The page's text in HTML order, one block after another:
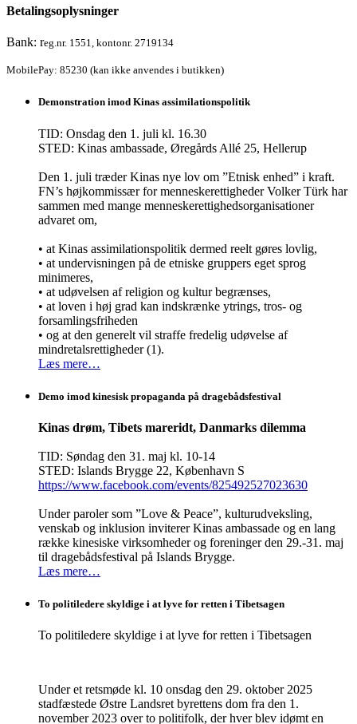
Betalingsoplysninger
Bank: reg.nr. 1551, kontonr. 2719134
MobilePay: 85230 (kan ikke anvendes i butikken)
Demonstration imod Kinas assimilationspolitik
TID: Onsdag den 1. juli kl. 16.30
STED: Kinas ambassade, Øregårds Allé 25, Hellerup
Den 1. juli træder Kinas nye lov om ”Etnisk enhed” i kraft.
FN’s højkommissær for menneskerettigheder Volker Türk har
sammen med mange menneskerettighedsorganisationer
advaret om,
• at Kinas assimilationspolitik dermed reelt gøres lovlig,
• at undervisningen på de etniske gruppers eget sprog
minimeres,
• at udøvelsen af religion og kultur begrænses,
• at loven i høj grad kan indskrænke ytrings, tros- og
forsamlingsfriheden
• og at den generelt vil straffe fredelig udøvelse af
mindretalsrettigheder (1).
Læs mere…
Demo imod kinesisk propaganda på dragebådsfestival
Kinas drøm, Tibets mareridt, Danmarks dilemma
TID: Søndag den 31. maj kl. 10-14
STED: Islands Brygge 22, København S
https://www.facebook.com/events/825492527023630
Under paroler som ”Love & Peace”, kulturudveksling,
venskab og inklusion inviterer Kinas ambassade og en lang
række kinesiske virksomheder og foreninger den 29.-31. maj
til dragebådsfestival på Islands Brygge.
Læs mere…
To politiledere skyldige i at lyve for retten i Tibetsagen
To politiledere skyldige i at lyve for retten i Tibetsagen
Under et retsmøde kl. 10 onsdag den 29. oktober 2025
stadfæstede Østre Landsret byrettens dom fra den 1.
november 2023 over to politifolk, der hver blev idømt en